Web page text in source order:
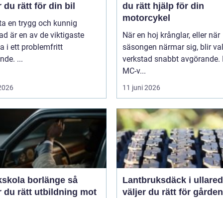
du rätt för din bil
en trygg och kunnig
är en av de viktigaste
i ett problemfritt
...
du rätt hjälp för din
motorcykel
När en hoj krånglar, eller när
säsongen närmar sig, blir
verkstad snabbt avgörande.
MC-v...
11 juni 2026
borlänge så
du rätt utbildning mot
Lantbruksdäck i ullared
väljer du rätt för